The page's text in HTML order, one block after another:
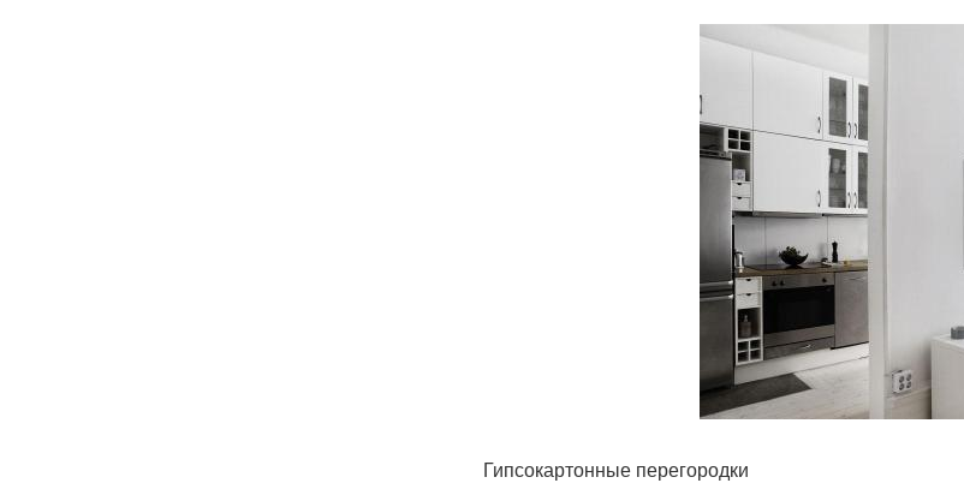
Гипсокартонные перегородки